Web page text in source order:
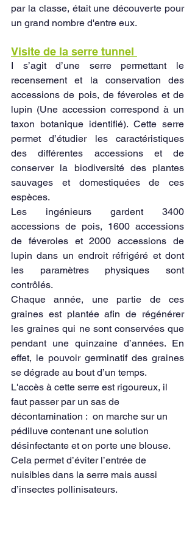
par la classe, était une découverte pour
un grand nombre d'entre eux.
Visite de la serre tunnel
I s’agit d’une serre permettant le
recensement et la conservation des
accessions de pois, de féveroles et de
lupin (Une accession correspond à un
taxon botanique identifié). Cette serre
permet d’étudier les caractéristiques
des différentes accessions et de
conserver la biodiversité des plantes
sauvages et domestiquées de ces
espèces.
Les ingénieurs gardent 3400
accessions de pois, 1600 accessions
de féveroles et 2000 accessions de
lupin dans un endroit réfrigéré et dont
les paramètres physiques sont
contrôlés.
Chaque année, une partie de ces
graines est plantée afin de régénérer
les graines qui ne sont conservées que
pendant une quinzaine d’années. En
effet, le pouvoir germinatif des graines
se dégrade au bout d’un temps.
L'accès à cette serre est rigoureux, il
faut passer par un sas de
décontamination :  on marche sur un
pédiluve contenant une solution
désinfectante et on porte une blouse.
Cela permet d’éviter l’entrée de
nuisibles dans la serre mais aussi
d’insectes pollinisateurs.